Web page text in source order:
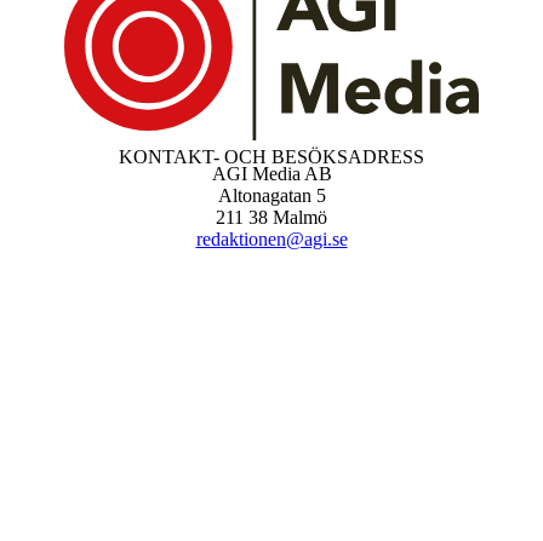
KONTAKT- OCH BESÖKSADRESS
AGI Media AB
Altonagatan 5
211 38 Malmö
redaktionen@agi.se